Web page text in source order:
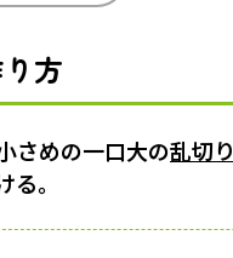
方
さめの一口大の乱切り
る。